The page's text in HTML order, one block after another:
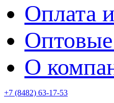
Оплата
О
+7 (8482) 63-17-53